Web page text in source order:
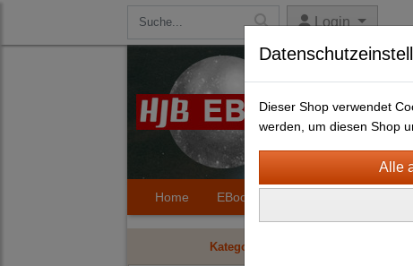
Login
Home EBooks
Kategorien
Dieser Shop verwendet
werden, um diesen Shop